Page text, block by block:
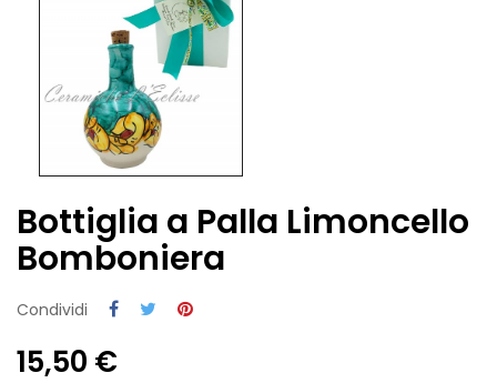
Bottiglia a Palla Limoncello
Bomboniera
Condividi
15,50 €